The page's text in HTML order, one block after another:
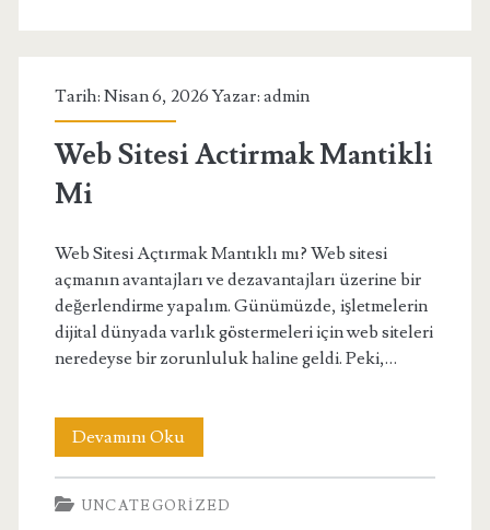
Tarih: Nisan 6, 2026 Yazar: admin
Web Sitesi Actirmak Mantikli
Mi
Web Sitesi Açtırmak Mantıklı mı? Web sitesi
açmanın avantajları ve dezavantajları üzerine bir
değerlendirme yapalım. Günümüzde, işletmelerin
dijital dünyada varlık göstermeleri için web siteleri
neredeyse bir zorunluluk haline geldi. Peki,…
Devamını OkuWeb
Sitesi
Actirmak
UNCATEGORIZED